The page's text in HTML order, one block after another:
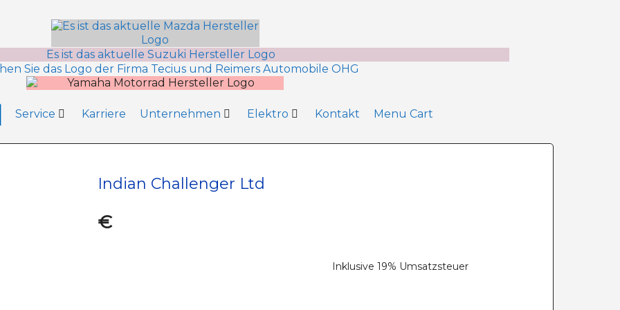
Service Karriere Unternehmen Elektro Kontakt Menu Cart
Indian Challenger Ltd
€
Inklusive 19% Umsatzsteuer